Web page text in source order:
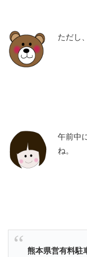
ただし
午前中
ね。
熊本県営有料駐